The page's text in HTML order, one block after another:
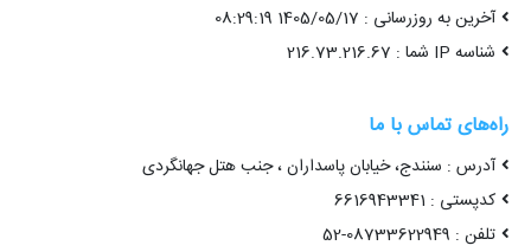
آخرین به روزرسانی : 1405/05/17 08:29:19
شناسه IP شما : 216.73.216.67
راه‌های تماس با ما
آدرس : سنندج، خیابان پاسداران ، جنب هتل جهانگردی
کدپستی : 6616943341
تلفن : 08733622949-52